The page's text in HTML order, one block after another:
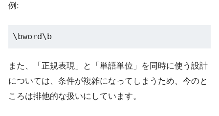
例:
\bword\b
また、「正規表現」と「単語単位」を同時に使う設計
については、条件が複雑になってしまうため、今のと
ころは排他的な扱いにしています。